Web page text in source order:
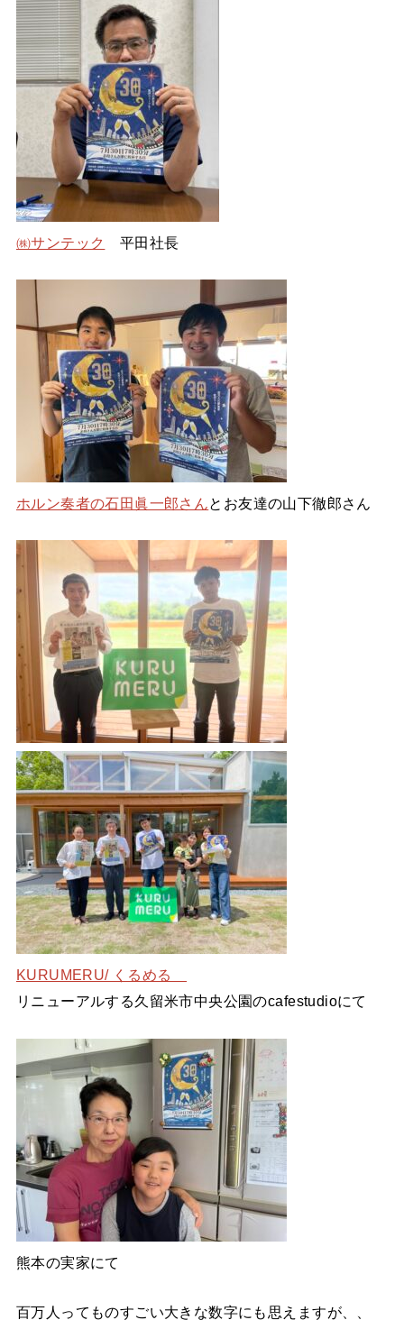
㈱サンテック 平田社長
ホルン奏者の石田眞一郎さんとお友達の山下徹郎さん
KURUMERU/ くるめる
リニューアルする久留米市中央公園のcafestudioにて
熊本の実家にて
百万人ってものすごい大きな数字にも思えますが、、